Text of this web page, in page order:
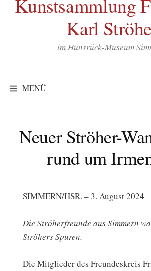
Kunstsammlung
Karl
im Hunsrück-Museum
MENÜ
Neuer Ströher-
rund um
SIMMERN/HSR. – 3. August 2024
Die Ströherfreunde aus Simmern
Ströhers Spuren.
Die Mitglieder des Freundeskreis